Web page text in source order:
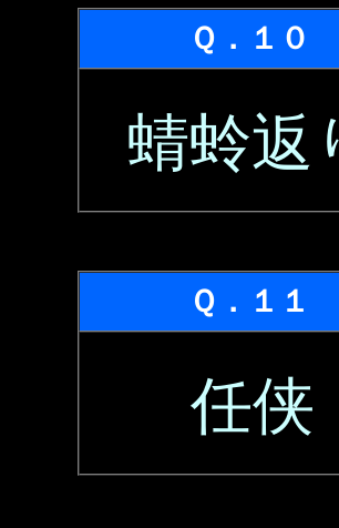
Ｑ．１０
蜻蛉返
Ｑ．１１
任侠